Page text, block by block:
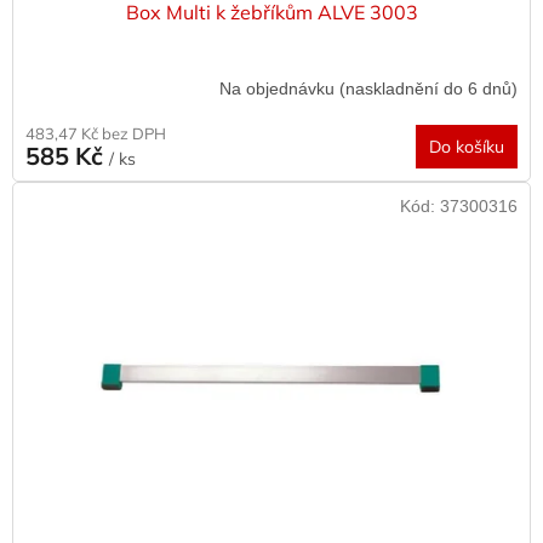
Box Multi k žebříkům ALVE 3003
Na objednávku (naskladnění do 6 dnů)
483,47 Kč bez DPH
585 Kč / ks
Do košíku
Kód: 37300316